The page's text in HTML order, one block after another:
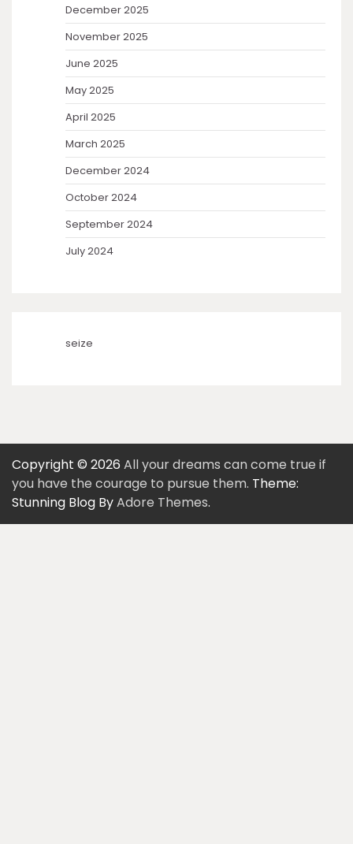
December 2025
November 2025
June 2025
May 2025
April 2025
March 2025
December 2024
October 2024
September 2024
July 2024
seize
Copyright © 2026 All your dreams can come true if
you have the courage to pursue them. Theme:
Stunning Blog ByAdore Themes.